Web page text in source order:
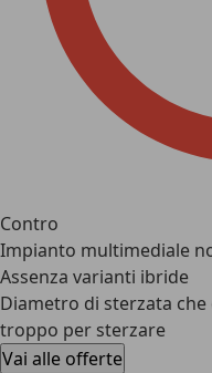
Contro
Impianto multimediale
Assenza varianti ibride
Diametro di sterzata
troppo per sterzare
Vai alle offerte